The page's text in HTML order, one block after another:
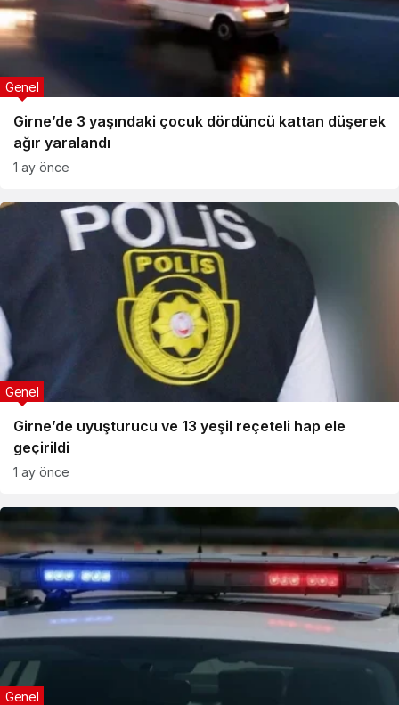
Girne’de 3 yaşındaki çocuk dördüncü kattan düşerek
ağır yaralandı
Genel
1 ay önce
Girne’de uyuşturucu ve 13 yeşil reçeteli hap ele
geçirildi
Genel
1 ay önce
Genel